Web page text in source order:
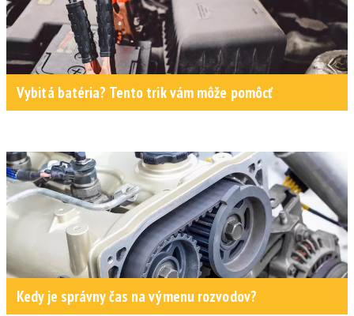
Vybitá batéria? Tento trik vám môže pomôcť
Kedy je správny čas na výmenu rozvodov?